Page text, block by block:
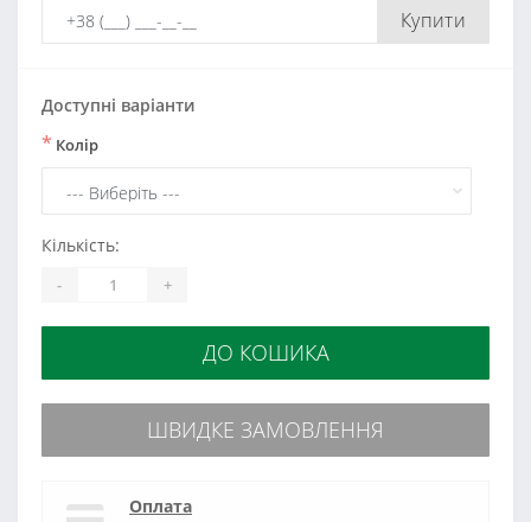
Купити
Доступні варіанти
* Колір
Кількість:
- +
ДО КОШИКА
ШВИДКЕ ЗАМОВЛЕННЯ
Оплата